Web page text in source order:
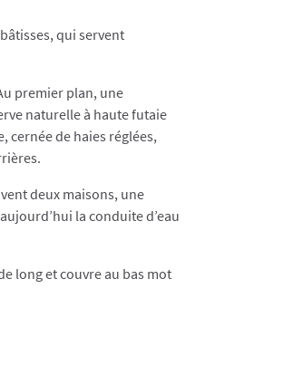
qui servent
premier plan, une
naturelle à haute futaie
cernée de haies réglées,
deux maisons, une
la conduite d’eau
long et couvre au bas mot